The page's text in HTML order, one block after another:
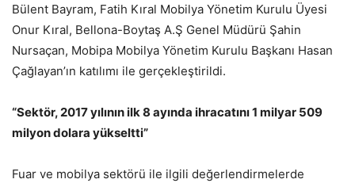
Bülent Bayram, Fatih Kıral Mobilya Yönetim Kurulu Üyesi
Onur Kıral, Bellona-Boytaş A.Ş Genel Müdürü Şahin
Nursaçan, Mobipa Mobilya Yönetim Kurulu Başkanı Hasan
Çağlayan’ın katılımı ile gerçekleştirildi.
“Sektör, 2017 yılının ilk 8 ayında ihracatını 1 milyar 509
milyon dolara yükseltti”
Fuar ve mobilya sektörü ile ilgili değerlendirmelerde